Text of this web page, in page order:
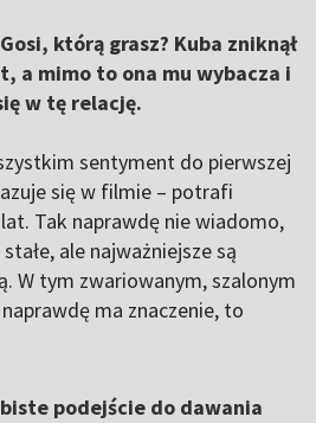
którą grasz? Kuba zniknął
a mimo to ona mu wybacza i
w tę relację.
sentyment do pierwszej
się w filmie – potrafi
Tak naprawdę nie wiadomo,
ale najważniejsze są
W tym zwariowanym, szalonym
ma znaczenie, to
podejście do dawania